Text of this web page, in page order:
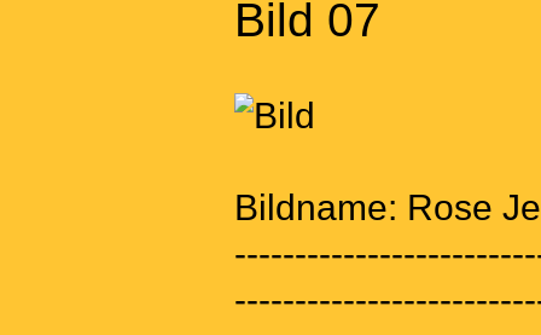
Bild 07
Bildname: Rose